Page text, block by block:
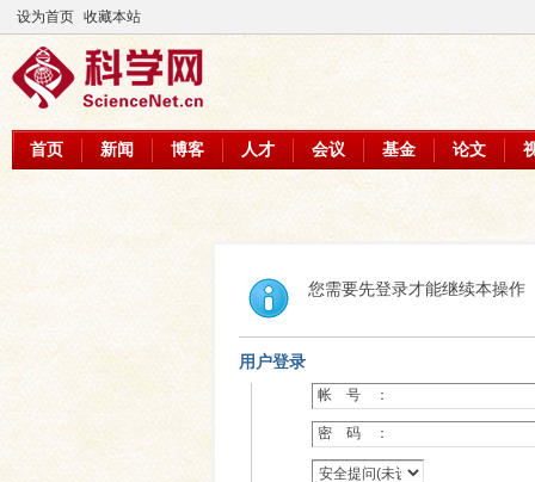
设为首页 收藏本站
首页 新闻 博客 人才 会议 基金 论文
您需要先登录才能继续本操作
用户登录
帐 号 ：
密 码 ：